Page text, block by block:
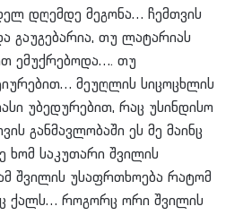
დღემდე მეგონა… ჩემთვის
გაუგებარია, თუ ლატარიას
ემუქრებოდა…. თუ
მეუღლის სიცოცხლის
უბედურებით, რაც უსინდისო
განმავლობაში ეს მე მაინც
ხომ საკუთარი შვილის
შვილის უსაფრთხოება რატომ
ქალს… როგორც ორი შვილის